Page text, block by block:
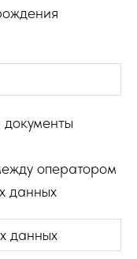
документы
оператором
данных
данных